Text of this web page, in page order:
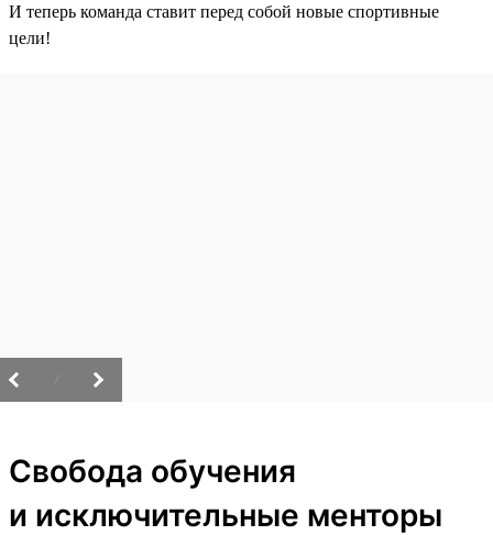
И теперь команда ставит перед собой новые спортивные
цели!
Свобода обучения
и исключительные менторы